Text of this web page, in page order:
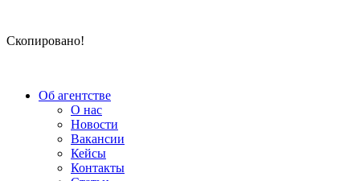
Скопировано!
Об агентстве
О нас
Новости
Вакансии
Кейсы
Контакты